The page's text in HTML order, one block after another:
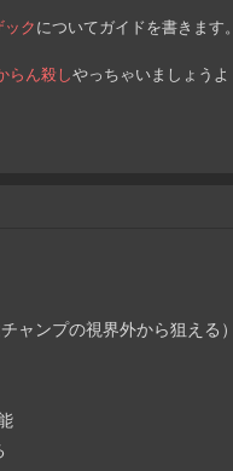
クについてガイドを書きます
らん殺しやっちゃいましょう
ャンプの視界外から狙える